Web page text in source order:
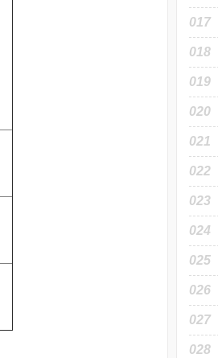
017
018
019
020
021
022
023
024
025
026
027
028